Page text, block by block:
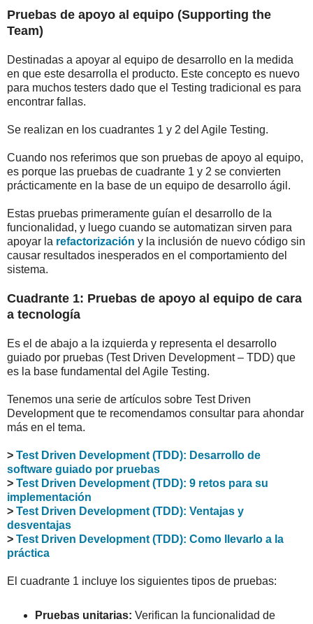
Pruebas de apoyo al equipo (Supporting the
Team)
Destinadas a apoyar al equipo de desarrollo en la medida
en que este desarrolla el producto. Este concepto es nuevo
para muchos testers dado que el Testing tradicional es para
encontrar fallas.
Se realizan en los cuadrantes 1 y 2 del Agile Testing.
Cuando nos referimos que son pruebas de apoyo al equipo,
es porque las pruebas de cuadrante 1 y 2 se convierten
prácticamente en la base de un equipo de desarrollo ágil.
Estas pruebas primeramente guían el desarrollo de la
funcionalidad, y luego cuando se automatizan sirven para
apoyar la refactorización y la inclusión de nuevo código sin
causar resultados inesperados en el comportamiento del
sistema.
Cuadrante 1: Pruebas de apoyo al equipo de cara
a tecnología
Es el de abajo a la izquierda y representa el desarrollo
guiado por pruebas (Test Driven Development – TDD) que
es la base fundamental del Agile Testing.
Tenemos una serie de artículos sobre Test Driven
Development que te recomendamos consultar para ahondar
más en el tema.
> Test Driven Development (TDD): Desarrollo de
software guiado por pruebas
> Test Driven Development (TDD): 9 retos para su
implementación
> Test Driven Development (TDD): Ventajas y
desventajas
> Test Driven Development (TDD): Como llevarlo a la
práctica
El cuadrante 1 incluye los siguientes tipos de pruebas:
Pruebas unitarias: Verifican la funcionalidad de